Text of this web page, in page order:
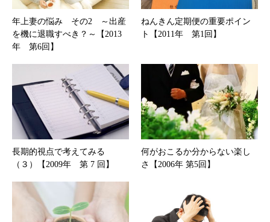
年上妻の悩み その2 ～出産
を機に退職すべき？～【2013
年 第6回】
ねんきん定期便の重要ポイン
ト【2011年 第1回】
長期的視点で考えてみる
（３）【2009年 第 7 回】
何がおこるか分からない楽し
さ【2006年 第5回】